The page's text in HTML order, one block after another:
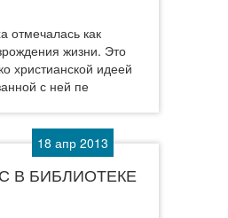
отмечалась как
жизни. Это
христианской идеей
с ней пе
18 апр 2013
В БИБЛИОТЕКЕ